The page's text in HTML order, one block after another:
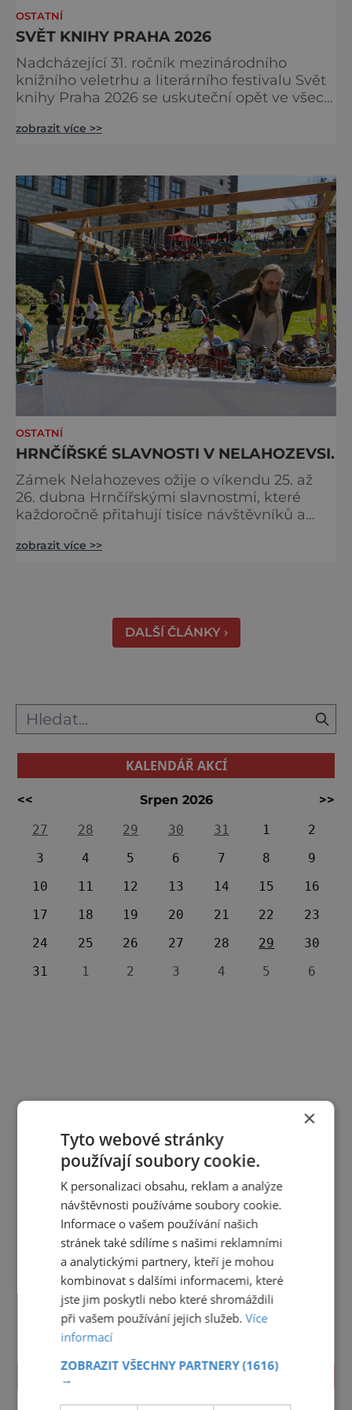
OSTATNÍ
SVĚT KNIHY PRAHA 2026
Nadcházející 31. ročník mezinárodního
knižního veletrhu a literárního festivalu Svět
knihy Praha 2026 se uskuteční opět ve všech
pavilonech a v pavilonu na Bruselské cestě.
pojmenovaných po klasických českých
autorech a autorkách. Dramaturgie festivalu
v roce 2026 se zaměří na dvě hlavní tém
zobrazit více >>
OSTATNÍ
HRNČÍŘSKÉ SLAVNOSTI V NELAHOZEVSI.
Zámek Nelahozeves ožije o víkendu 25. až
26. dubna Hrnčířskými slavnostmi, které
každoročně přitahují tisíce návštěvníků a
Středočeském kraji. Areál renesančního
zábavný program pro celou rodinu. Otevřeno
bude také v blízkém interaktivním muz
zobrazit více >>
DALŠÍ ČLÁNKY ›
KALENDÁŘ AKCÍ
<< Srpen 2026
>>
27
28 29 30 31 1
2
3
4 5 6 7 8
9
10
11 12 13 14 15
16
17
18 19 20 21 22
23
24
25 26 27 28 29
30
31
1 2 3 4 5 6
×
Tyto webové stránky
používají soubory cookie.
K personalizaci obsahu, reklam a analýze
návštěvnosti používáme soubory cookie.
Informace o vašem používání našich
stránek také sdílíme s našimi reklamními
a analytickými partnery, kteří je mohou
kombinovat s dalšími informacemi, které
jste jim poskytli nebo které shromáždili
při vašem používání jejich služeb.Více
informací
ZOBRAZIT VŠECHNY PARTNERY(1616)
→